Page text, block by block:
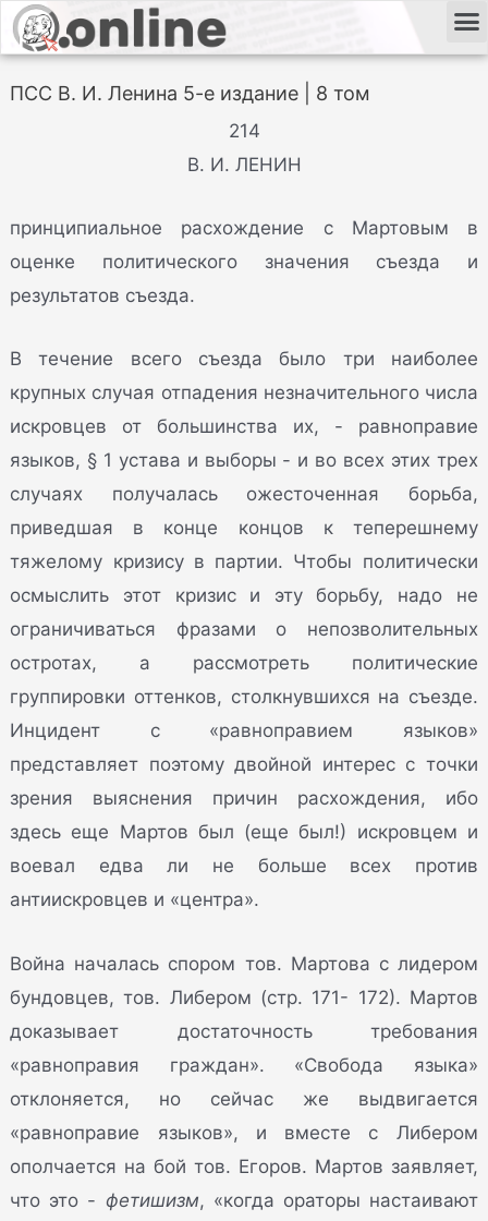
ПСС В. И. Ленина 5-е издание | 8 том
214
В. И. ЛЕНИН
принципиальное расхождение с Мартовым в
оценке политического значения съезда и
результатов съезда.
В течение всего съезда было три наиболее
крупных случая отпадения незначительного числа
искровцев от большинства их, - равноправие
языков, § 1 устава и выборы - и во всех этих трех
случаях получалась ожесточенная борьба,
приведшая в конце концов к теперешнему
тяжелому кризису в партии. Чтобы политически
осмыслить этот кризис и эту борьбу, надо не
ограничиваться фразами о непозволительных
остротах, а рассмотреть политические
группировки оттенков, столкнувшихся на съезде.
Инцидент с «равноправием языков»
представляет поэтому двойной интерес с точки
зрения выяснения причин расхождения, ибо
здесь еще Мартов был (еще был!) искровцем и
воевал едва ли не больше всех против
антиискровцев и «центра».
Война началась спором тов. Мартова с лидером
бундовцев, тов. Либером (стр. 171- 172). Мартов
доказывает достаточность требования
«равноправия граждан». «Свобода языка»
отклоняется, но сейчас же выдвигается
«равноправие языков», и вместе с Либером
ополчается на бой тов. Егоров. Мартов заявляет,
что это - фетишизм, «когда ораторы настаивают